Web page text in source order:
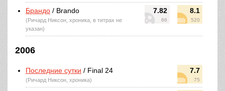
7.82
66
8.1
520
Брандо / Brando
(Ричард Никсон, хроника, в титрах не
указан)
2006
7.7
75
Последние сутки / Final 24
(Ричард Никсон, хроника)